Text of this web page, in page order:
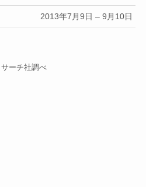
2013年7月9日 – 9月10日
ーチ社調べ